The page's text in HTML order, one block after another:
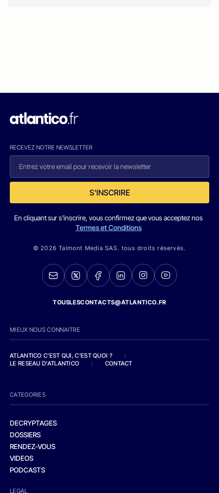
RECEVEZ NOTRE NEWSLETTER
S'INSCRIRE
En cliquant sur s'inscrire, vous confirmez que vous acceptez nos
Termes et Conditions
© 2026 Talmont Media SAS. tous droits réservés.
TOUSLESCONTACTS@ATLANTICO.FR
MIEUX NOUS CONNAITRE
ATLANTICO C'EST QUI, C'EST QUOI ?
/
LE RESEAU D'ATLANTICO
/ CONTACT
CATEGORIES
DECRYPTAGES
DOSSIERS
RENDEZ-VOUS
VIDEOS
PODCASTS
LEGAL